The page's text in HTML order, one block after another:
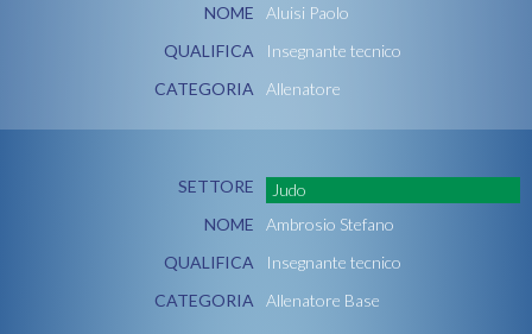
NOME
Aluisi Paolo
QUALIFICA
Insegnante tecnico
CATEGORIA
Allenatore
SETTORE
Judo
NOME
Ambrosio Stefano
QUALIFICA
Insegnante tecnico
CATEGORIA
Allenatore Base